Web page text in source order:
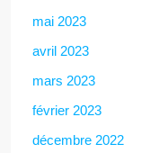
mai 2023
avril 2023
mars 2023
février 2023
décembre 2022